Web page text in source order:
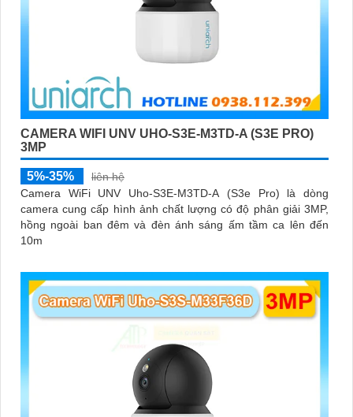
CAMERA WIFI UNV UHO-S3E-M3TD-A (S3E PRO)
3MP
5%-35%
liên hệ
Camera WiFi UNV Uho-S3E-M3TD-A (S3e Pro) là dòng
camera cung cấp hình ảnh chất lượng có độ phân giải 3MP,
hồng ngoài ban đêm và đèn ánh sáng ấm tầm ca lên đến
10m